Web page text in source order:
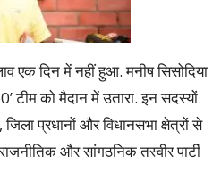
एक दिन में नहीं हुआ. मनीष सिसोदिया
टीम को मैदान में उतारा. इन सदस्यों
जिला प्रधानों और विधानसभा क्षेत्रों से
और सांगठनिक तस्वीर पार्टी